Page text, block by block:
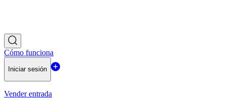
Cómo funciona
Iniciar sesión
Vender entrada